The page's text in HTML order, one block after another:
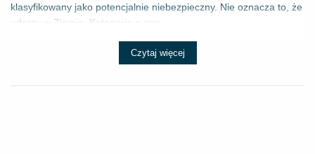
klasyfikowany jako potencjalnie niebezpieczny. Nie oznacza to, że
uderzy w Ziemię. Kategoria o ang...
Czytaj więcej